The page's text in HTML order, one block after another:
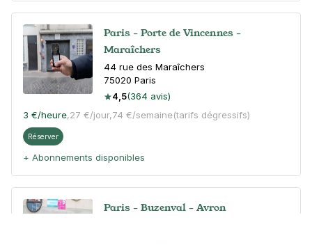
Paris - Porte de Vincennes -
Maraîchers
44 rue des Maraîchers
75020 Paris
4,5(364 avis)
3 €/heure,27 €/jour,74 €/semaine(tarifs dégressifs)
Réserver
+ Abonnements disponibles
Paris - Buzenval - Avron